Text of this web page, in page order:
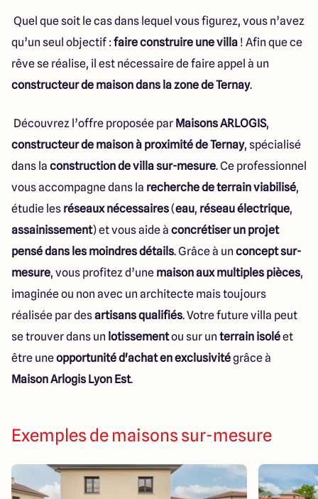
Quel que soit le cas dans lequel vous figurez, vous n’avez
qu’un seul objectif :faire construire une villa ! Afin que ce
rêve se réalise, il est nécessaire de faire appel à un
constructeur de maison dans la zone de Ternay.
Découvrez l’offre proposée par Maisons ARLOGIS,
constructeur de maison à proximité de Ternay, spécialisé
dans la construction de villa sur-mesure. Ce professionnel
vous accompagne dans la recherche de terrain viabilisé,
étudie les réseaux nécessaires(eau, réseau électrique,
assainissement) et vous aide à concrétiser un projet
pensé dans les moindres détails. Grâce à un concept sur-
mesure, vous profitez d’une maison aux multiples pièces,
imaginée ou non avec un architecte mais toujours
réalisée par desartisans qualifiés. Votre future villa peut
se trouver dans un lotissementou sur un terrain isoléet
être uneopportunité d'achat en exclusivitégrâce à
Maison Arlogis Lyon Est.
Exemples de maisons sur-mesure